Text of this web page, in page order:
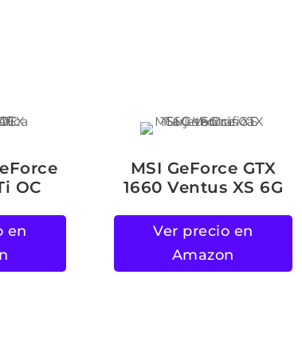
OC
en
MSI GeForce GTX
1660 Ventus XS 6G
Ver precio en
Amazon